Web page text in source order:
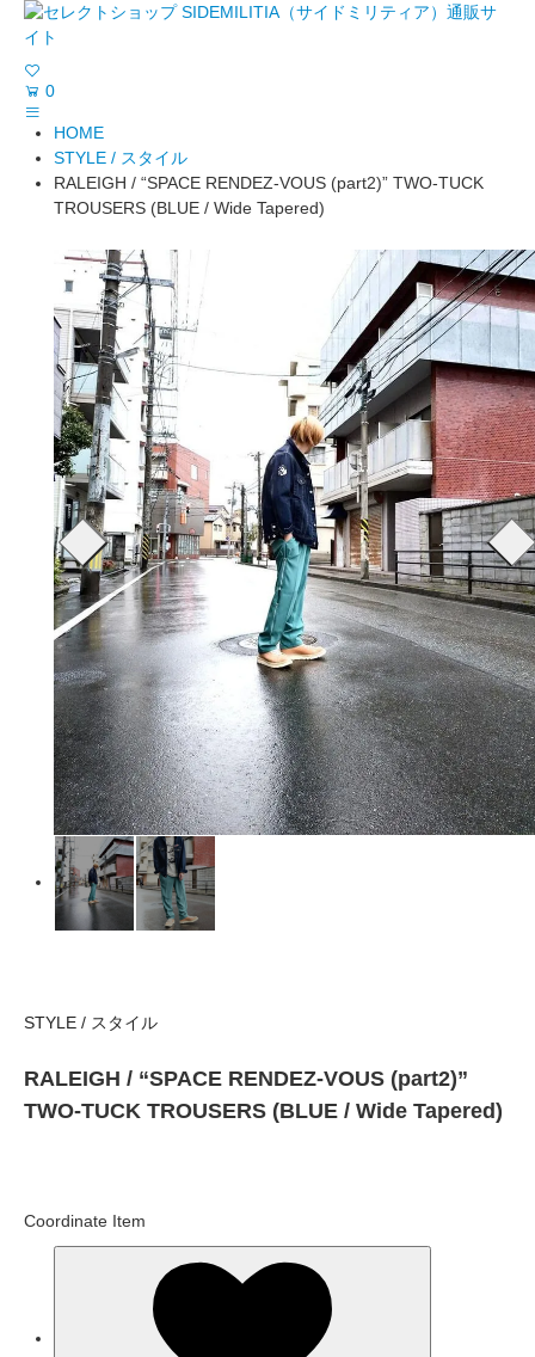
0
HOME
STYLE / スタイル
RALEIGH / “SPACE RENDEZ-VOUS (part2)” TWO-TUCK
TROUSERS (BLUE / Wide Tapered)
STYLE / スタイル
RALEIGH / “SPACE RENDEZ-VOUS (part2)”
TWO-TUCK TROUSERS (BLUE / Wide Tapered)
Coordinate Item